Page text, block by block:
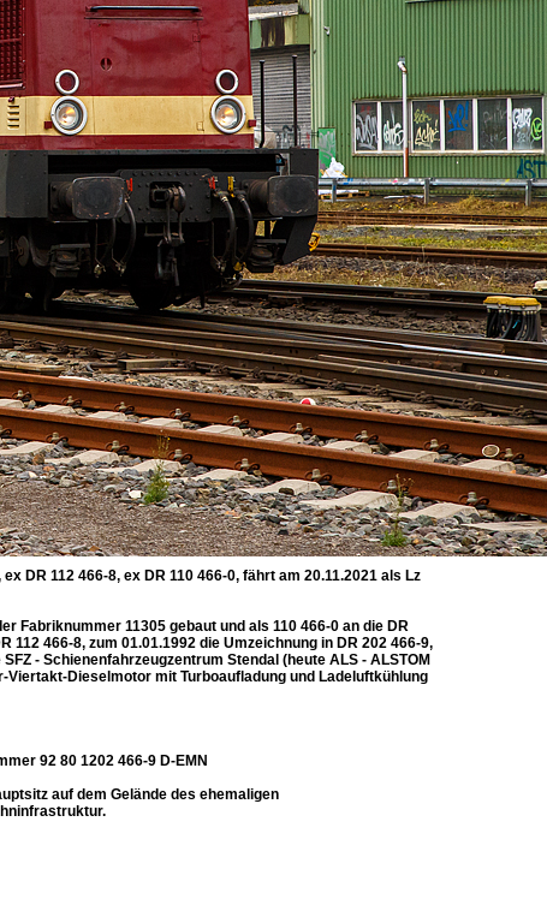
DR 112 466-8, ex DR 110 466-0, fährt am 20.11.2021 als Lz
Fabriknummer 11305 gebaut und als 110 466-0 an die DR
466-8, zum 01.01.1992 die Umzeichnung in DR 202 466-9,
- Schienenfahrzeugzentrum Stendal (heute ALS - ALSTOM
Dieselmotor mit Turboaufladung und Ladeluftkühlung
92 80 1202 466-9 D-EMN
auf dem Gelände des ehemaligen